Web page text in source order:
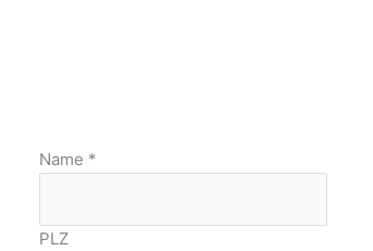
Name *
PLZ